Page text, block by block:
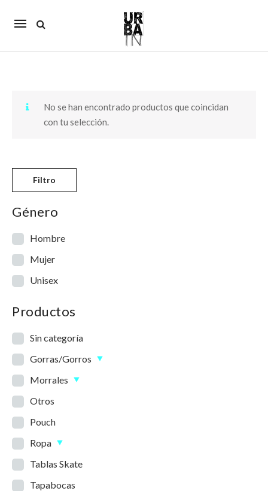
Mobile
No se han encontrado productos que coincidan
con tu selección.
Filtro
Género
Hombre
Mujer
Unisex
Productos
Sin categoría
Gorras/Gorros
Morrales
Otros
Pouch
Ropa
Tablas Skate
Tapabocas